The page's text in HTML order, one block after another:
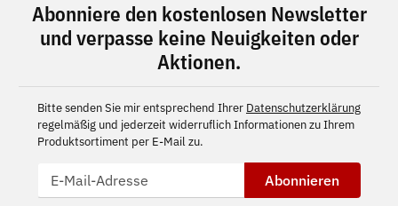
Abonniere den kostenlosen Newsletter
und verpasse keine Neuigkeiten oder
Aktionen.
Bitte senden Sie mir entsprechend Ihrer Datenschutzerklärung
regelmäßig und jederzeit widerruflich Informationen zu Ihrem
Produktsortiment per E-Mail zu.
Abonnieren